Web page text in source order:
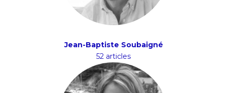
Jean-Baptiste Soubaigné
52 articles